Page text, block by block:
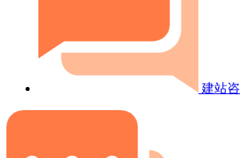
建站